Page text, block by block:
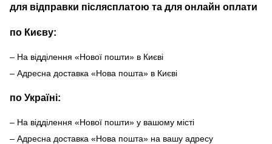
для відправки післясплатою та для онлайн оплати
по Києву:
– На відділення «Нової пошти» в Києві
– Адресна доставка «Нова пошта» в Києві
по Україні:
– На відділення «Нової пошти» у вашому місті
– Адресна доставка «Нова пошта» на вашу адресу